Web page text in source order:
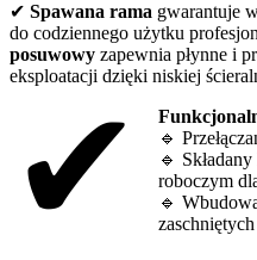
✔ Spawana rama gwarantuje
do codziennego użytku
posuwowy zapewnia płynne i
eksploatacji dzięki niskiej
✔
🔹
🔹
roboczym
🔹